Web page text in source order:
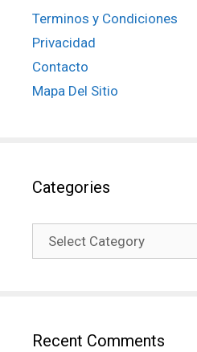
Terminos y Condiciones
Privacidad
Contacto
Mapa Del Sitio
Categories
Recent Comments